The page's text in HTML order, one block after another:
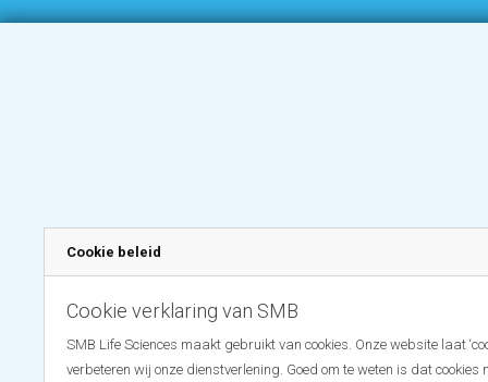
Cookie beleid
Cookie verklaring van SMB
SMB Life Sciences maakt gebruikt van cookies. Onze website laat
verbeteren wij onze dienstverlening. Goed om te weten is dat